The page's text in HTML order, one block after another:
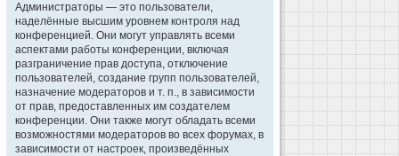
Администраторы — это пользователи,
наделённые высшим уровнем контроля над
конференцией. Они могут управлять всеми
аспектами работы конференции, включая
разграничение прав доступа, отключение
пользователей, создание групп пользователей,
назначение модераторов и т. п., в зависимости
от прав, предоставленных им создателем
конференции. Они также могут обладать всеми
возможностями модераторов во всех форумах, в
зависимости от настроек, произведённых